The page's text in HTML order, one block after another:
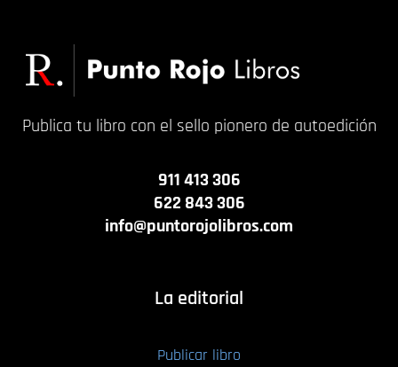
Publica tu libro con el sello pionero de autoedición
911 413 306
622 843 306
info@puntorojolibros.com
La editorial
Publicar libro